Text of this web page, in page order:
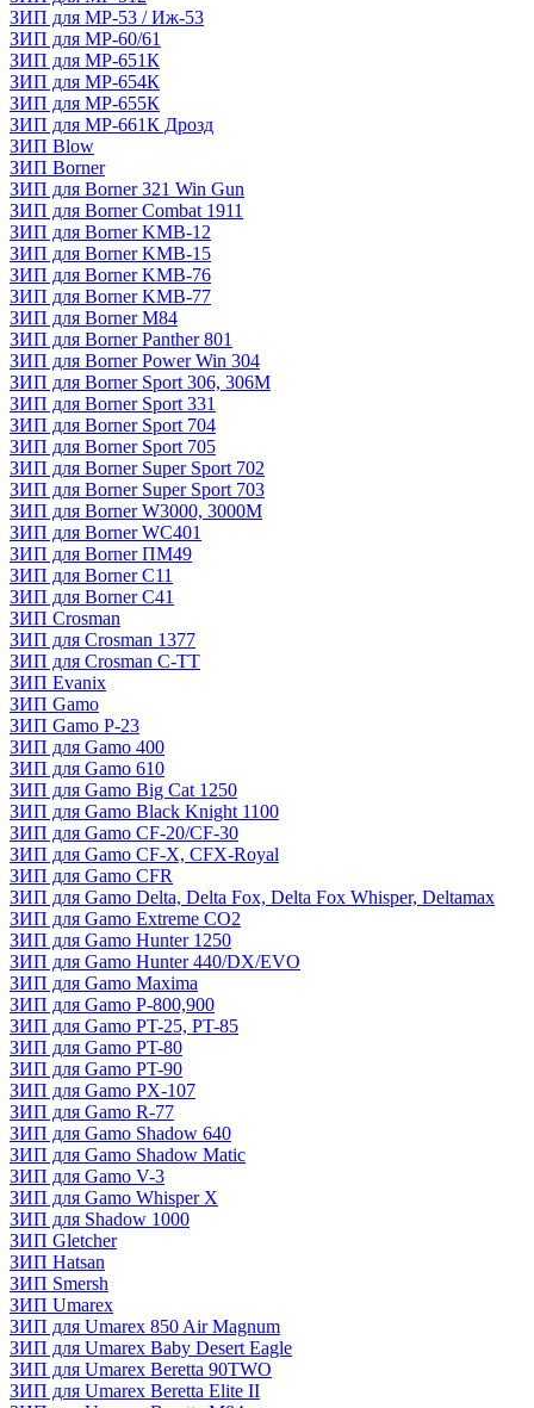
ЗИП для МР-53 / Иж-53
ЗИП для МР-60/61
ЗИП для МР-651К
ЗИП для МР-654К
ЗИП для МР-655К
ЗИП для МР-661К Дрозд
ЗИП Blow
ЗИП Borner
ЗИП для Borner 321 Win Gun
ЗИП для Borner Combat 1911
ЗИП для Borner KMB-12
ЗИП для Borner KMB-15
ЗИП для Borner KMB-76
ЗИП для Borner KMB-77
ЗИП для Borner M84
ЗИП для Borner Panther 801
ЗИП для Borner Power Win 304
ЗИП для Borner Sport 306, 306M
ЗИП для Borner Sport 331
ЗИП для Borner Sport 704
ЗИП для Borner Sport 705
ЗИП для Borner Super Sport 702
ЗИП для Borner Super Sport 703
ЗИП для Borner W3000, 3000М
ЗИП для Borner WC401
ЗИП для Borner ПМ49
ЗИП для Borner С11
ЗИП для Borner С41
ЗИП Crosman
ЗИП для Crosman 1377
ЗИП для Crosman C-TT
ЗИП Evanix
ЗИП Gamo
ЗИП Gamo P-23
ЗИП для Gamo 400
ЗИП для Gamo 610
ЗИП для Gamo Big Cat 1250
ЗИП для Gamo Black Knight 1100
ЗИП для Gamo CF-20/CF-30
ЗИП для Gamo CF-X, CFX-Royal
ЗИП для Gamo CFR
ЗИП для Gamo Delta, Delta Fox, Delta Fox Whisper, Deltamax
ЗИП для Gamo Extreme CO2
ЗИП для Gamo Hunter 1250
ЗИП для Gamo Hunter 440/DX/EVO
ЗИП для Gamo Maxima
ЗИП для Gamo P-800,900
ЗИП для Gamo PT-25, PT-85
ЗИП для Gamo PT-80
ЗИП для Gamo PT-90
ЗИП для Gamo PX-107
ЗИП для Gamo R-77
ЗИП для Gamo Shadow 640
ЗИП для Gamo Shadow Matic
ЗИП для Gamo V-3
ЗИП для Gamo Whisper X
ЗИП для Shadow 1000
ЗИП Gletcher
ЗИП Hatsan
ЗИП Smersh
ЗИП Umarex
ЗИП для Umarex 850 Air Magnum
ЗИП для Umarex Baby Desert Eagle
ЗИП для Umarex Beretta 90TWO
ЗИП для Umarex Beretta Elite II